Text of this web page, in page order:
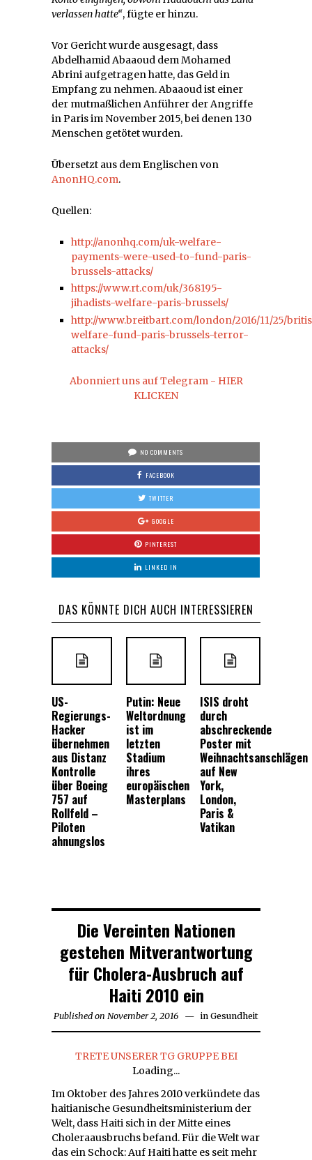
verlassen hatte“, fügte er hinzu.
Vor Gericht wurde ausgesagt, dass
Abdelhamid Abaaoud dem Mohamed
Abrini aufgetragen hatte, das Geld in
Empfang zu nehmen. Abaaoud ist einer
der mutmaßlichen Anführer der Angriffe
in Paris im November 2015, bei denen 130
Menschen getötet wurden.
Übersetzt aus dem Englischen von
AnonHQ.com.
Quellen:
http://anonhq.com/uk-welfare-
payments-were-used-to-fund-paris-
brussels-attacks/
https://www.rt.com/uk/368195-
jihadists-welfare-paris-brussels/
http://www.breitbart.com/london/2016/11/25/
welfare-fund-paris-brussels-terror-
attacks/
Abonniert uns auf Telegram - HIER
KLICKEN
NO COMMENTS
FACEBOOK
TWITTER
GOOGLE
PINTEREST
LINKED IN
DAS KÖNNTE DICH AUCH INTERESSIEREN
US-
Regierungs-
Hacker
übernehmen
aus Distanz
Kontrolle
über Boeing
757 auf
Rollfeld –
Piloten
ahnungslos
Putin: Neue
Weltordnung
ist im
letzten
Stadium
ihres
europäischen
Masterplans
ISIS droht
durch
abschreckende
Poster mit
Weihnachtsanschlägen
auf New
York,
London,
Paris &
Vatikan
Die Vereinten Nationen
gestehen Mitverantwortung
für Cholera-Ausbruch auf
Haiti 2010 ein
Published on November 2, 2016 December
in Gesundheit
TRETE UNSERER TG GRUPPE BEI
Loading...
Im Oktober des Jahres 2010 verkündete das
haitianische Gesundheitsministerium der
Welt, dass Haiti sich in der Mitte eines
Choleraausbruchs befand. Für die Welt war
das ein Schock: Auf Haiti hatte es seit mehr